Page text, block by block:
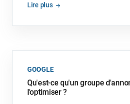
Lire plus
GOOGLE
Qu'est-ce qu'un groupe
l'optimiser ?